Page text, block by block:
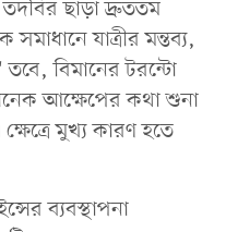
ছাড়া দ্রুততম
যাত্রীর মন্তব্য,
বিমানের টরন্টো
আক্ষেপের কথা শুনা
মুখ্য কারণ হতে
ব্যবস্থাপনা